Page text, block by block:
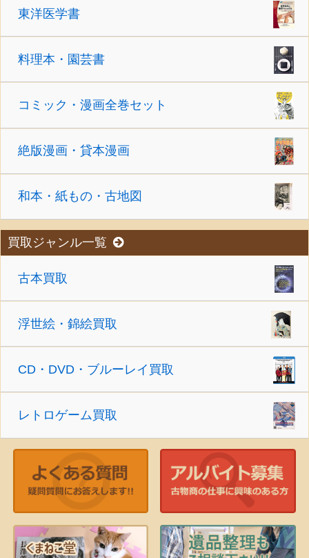
東洋医学書
料理本・園芸書
コミック・漫画全巻セット
絶版漫画・貸本漫画
和本・紙もの・古地図
買取ジャンル一覧
古本買取
浮世絵・錦絵買取
CD・DVD・ブルーレイ買取
レトロゲーム買取